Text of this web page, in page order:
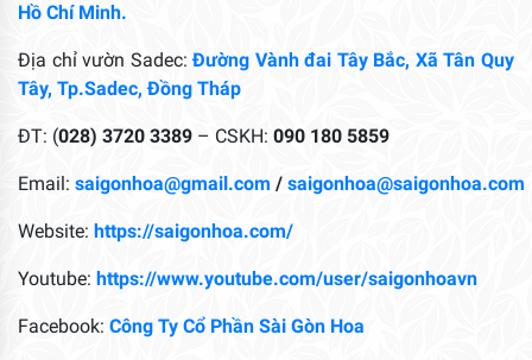
Hồ Chí Minh.
Địa chỉ vườn Sadec:Đường Vành đai Tây Bắc, Xã Tân Quy
Tây, Tp.Sadec, Đồng Tháp
ĐT: (028) 3720 3389 – CSKH: 090 180 5859
Email: saigonhoa@gmail.com / saigonhoa@saigonhoa.com
Website: https://saigonhoa.com/
Youtube: https://www.youtube.com/user/saigonhoavn
Facebook: Công Ty Cổ Phần Sài Gòn Hoa